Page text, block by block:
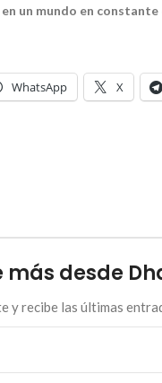
un mundo en constante
WhatsApp X
más desde
y recibe las últimas